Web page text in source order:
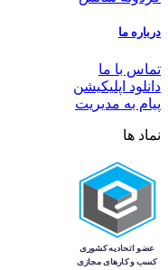
درباره ما
تماس با ما
دانلود اپلیکیشن
پیام به مدیریت
نماد ها